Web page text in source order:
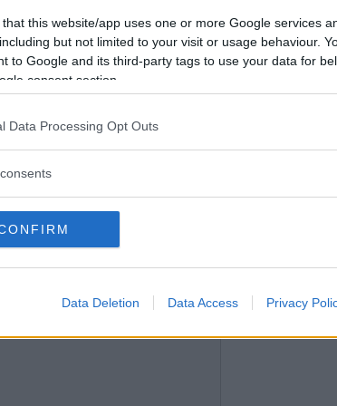
that this website/app uses one or more Google services
but not limited to your visit or usage behaviour.
to Google and its third-party tags to use your data for
consent section.
Data Processing Opt Outs
Data Deletion Data Access Privacy
Vill du bli
medlem?